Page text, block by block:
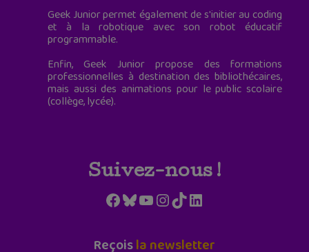
Geek Junior permet également de s'initier au coding
et à la robotique avec son robot éducatif
programmable.
Enfin, Geek Junior propose des formations
professionnelles à destination des bibliothécaires,
mais aussi des animations pour le public scolaire
(collège, lycée).
Suivez-nous !
Facebook
Bluesky
YouTube
Instagram
TikTokLinkedIn
Reçoisla newsletter